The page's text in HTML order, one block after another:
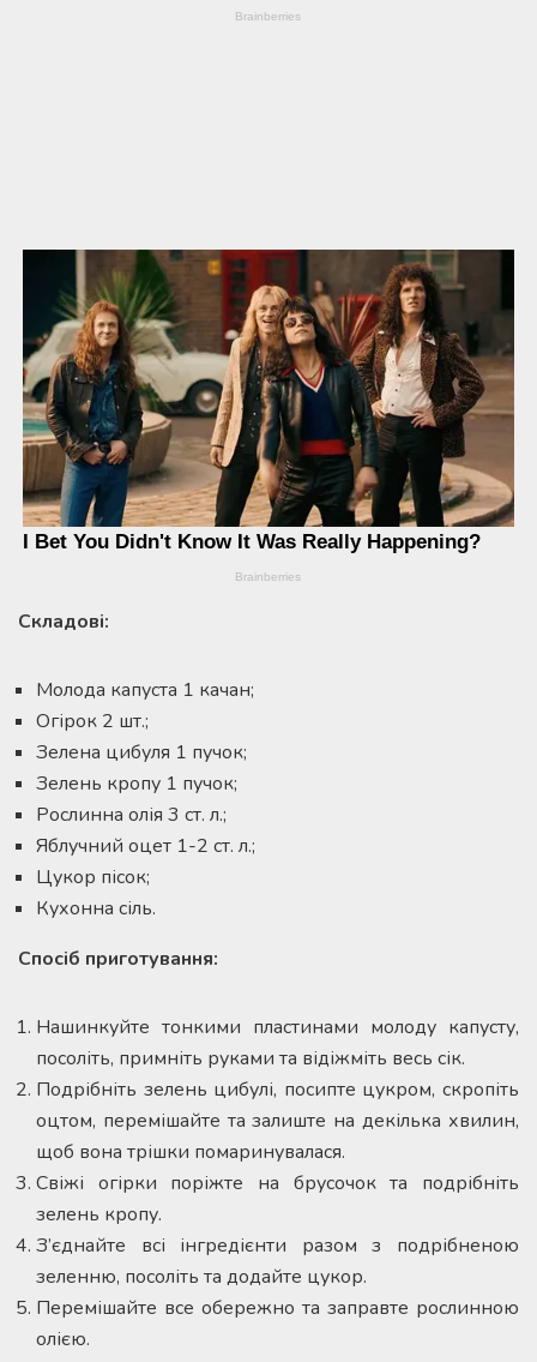
Складові:
Молода капуста 1 качан;
Огірок 2 шт.;
Зелена цибуля 1 пучок;
Зелень кропу 1 пучок;
Рослинна олія 3 ст. л.;
Яблучний оцет 1-2 ст. л.;
Цукор пісок;
Кухонна сіль.
Спосіб приготування:
Нашинкуйте тонкими пластинами молоду капусту,
посоліть, примніть руками та відіжміть весь сік.
Подрібніть зелень цибулі, посипте цукром, скропіть
оцтом, перемішайте та залиште на декілька хвилин,
щоб вона трішки помаринувалася.
Свіжі огірки поріжте на брусочок та подрібніть
зелень кропу.
З’єднайте всі інгредієнти разом з подрібненою
зеленню, посоліть та додайте цукор.
Перемішайте все обережно та заправте рослинною
олією.